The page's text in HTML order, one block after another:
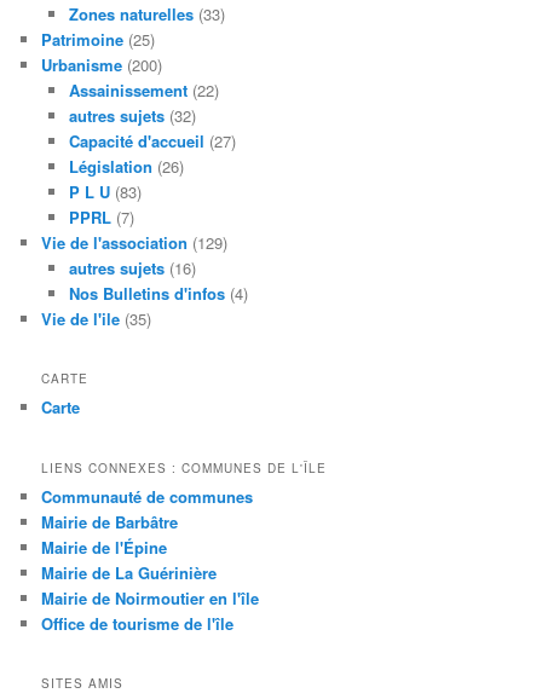
Zones naturelles(33)
Patrimoine (25)
Urbanisme (200)
Assainissement(22)
autres sujets(32)
Capacité d'accueil (27)
Législation (26)
P L U(83)
PPRL(7)
Vie de l'association (129)
autres sujets(16)
Nos Bulletins d'infos(4)
Vie de l'ile (35)
CARTE
Carte
LIENS CONNEXES : COMMUNES DE L'ÎLE
Communauté de communes
Mairie de Barbâtre
Mairie de l'Épine
Mairie de La Guérinière
Mairie de Noirmoutier en l'île
Office de tourisme de l'île
SITES AMIS